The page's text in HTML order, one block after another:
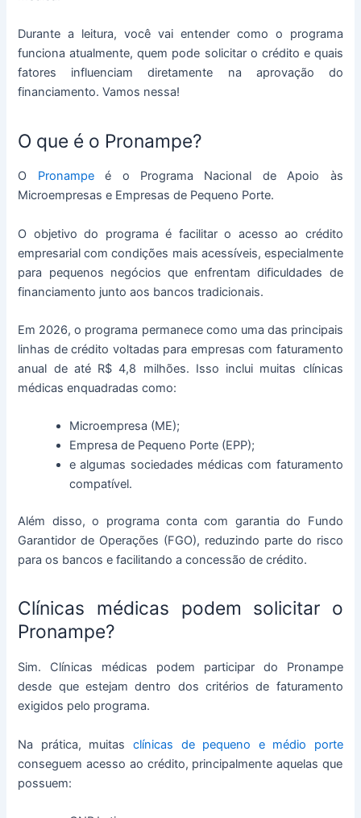
Durante a leitura, você vai entender como o programa
funciona atualmente, quem pode solicitar o crédito e quais
fatores influenciam diretamente na aprovação do
financiamento. Vamos nessa!
O que é o Pronampe?
O Pronampeé o Programa Nacional de Apoio às
Microempresas e Empresas de Pequeno Porte.
O objetivo do programa é facilitar o acesso ao crédito
empresarial com condições mais acessíveis, especialmente
para pequenos negócios que enfrentam dificuldades de
financiamento junto aos bancos tradicionais.
Em 2026, o programa permanece como uma das principais
linhas de crédito voltadas para empresas com faturamento
anual de até R$ 4,8 milhões. Isso inclui muitas clínicas
médicas enquadradas como:
Microempresa (ME);
Empresa de Pequeno Porte (EPP);
e algumas sociedades médicas com faturamento
compatível.
Além disso, o programa conta com garantia do Fundo
Garantidor de Operações (FGO), reduzindo parte do risco
para os bancos e facilitando a concessão de crédito.
Clínicas médicas podem solicitar o
Pronampe?
Sim. Clínicas médicas podem participar do Pronampe
desde que estejam dentro dos critérios de faturamento
exigidos pelo programa.
Na prática, muitas clínicas de pequeno e médio porte
conseguem acesso ao crédito, principalmente aquelas que
possuem: